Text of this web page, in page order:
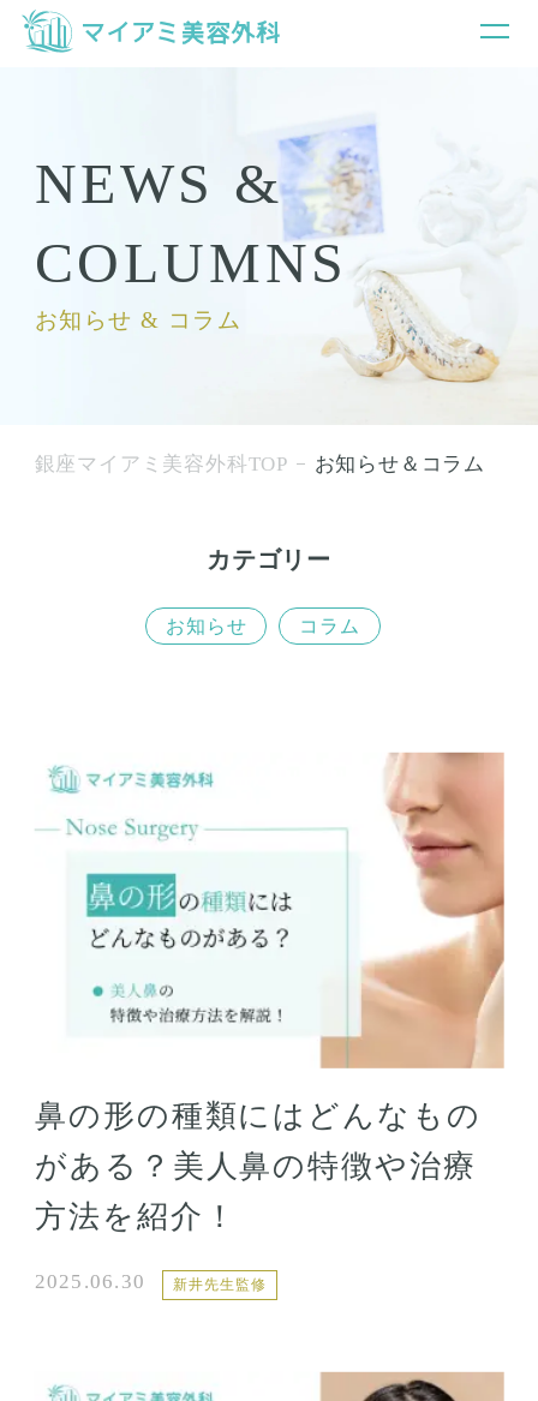
NEWS &
COLUMNS
お知らせ & コラム
銀座マイアミ美容外科TOP お知らせ＆コラム
カテゴリー
お知らせ コラム
鼻の形の種類にはどんなもの
がある？美人鼻の特徴や治療
方法を紹介！
2025.06.30 新井先生監修